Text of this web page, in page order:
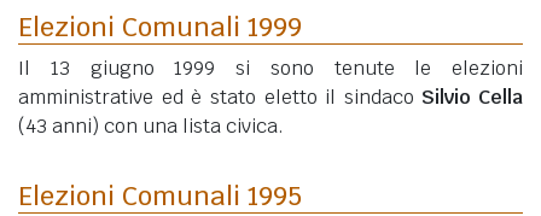
Elezioni Comunali 1999
Il 13 giugno 1999 si sono tenute le elezioni
amministrative ed è stato eletto il sindaco Silvio Cella
(43 anni) con una lista civica.
Elezioni Comunali 1995